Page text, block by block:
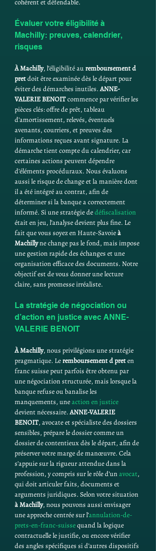
cohérent et défendable.
Évaluer votre éligibilité à
Machilly: preuves, calendrier,
risques
À Machilly, l’éligibilité au remboursement d
pret doit être examinée dès le départ pour
éviter des démarches inutiles. ANNE-
VALERIE BENOIT commence par vérifier les
pièces clés: offre de prêt, tableau
d’amortissement, relevés, éventuels
avenants, courriers, et preuves des
informations reçues avant signature. La
démarche tient compte du calendrier, car
certaines actions peuvent dépendre
d’éléments procéduraux. Nous évaluons
aussi le risque de change et la manière dont
il a été intégré au contrat, afin de
déterminer si la banque a correctement
informé. Si une stratégie de défiscalisation
était en jeu, l’analyse devient plus fine. Le
fait que vous soyez en Haute-Savoie à
Machilly ne change pas le fond, mais impose
une gestion rapide des échanges et une
organisation efficace des documents. Notre
objectif est de vous donner une lecture
claire, sans promesse irréaliste.
La stratégie de négociation ou
d’action en justice avec ANNE-
VALERIE BENOIT
À Machilly, nous privilégions une stratégie
pragmatique. Le remboursement d pret en
franc suisse peut parfois être obtenu par
une négociation structurée, mais lorsque la
banque refuse ou banalise les
manquements, une action en justice
devient nécessaire. ANNE-VALERIE
BENOIT, avocate et spécialiste des dossiers
sensibles, prépare le dossier comme un
dossier de contentieux dès le départ, afin de
préserver votre marge de manœuvre. Cela
s’appuie sur la rigueur attendue dans la
profession, y compris sur le rôle d’un avocat,
qui doit articuler faits, documents et
arguments juridiques. Selon votre situation
à Machilly, nous pouvons aussi envisager
une approche centrée sur l’annulation-de-
prets-en-franc-suisse quand la logique
contractuelle le justifie, ou encore vérifier
des angles spécifiques si d’autres dispositifs